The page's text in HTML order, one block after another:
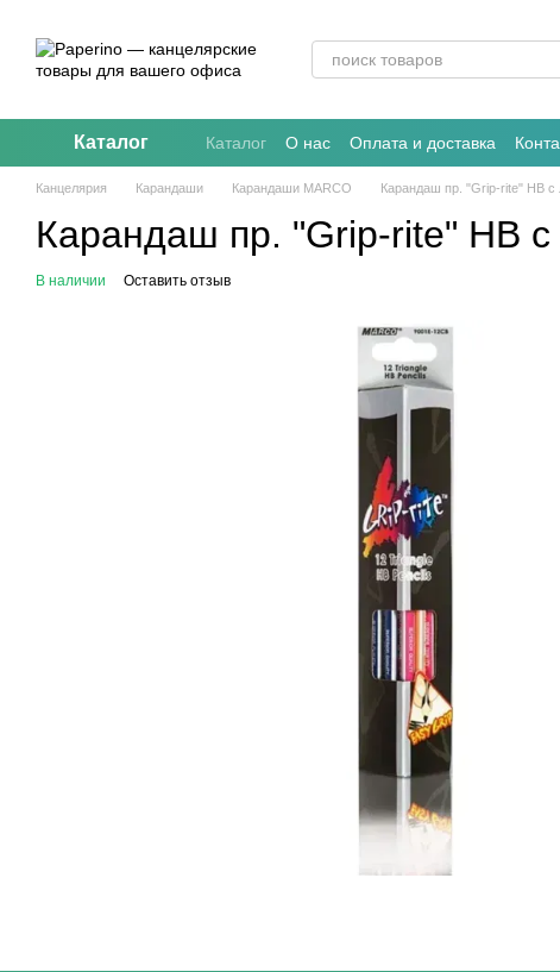
Каталог Каталог О нас Оплата и доставка
Канцелярия Карандаши Карандаши MARCO Карандаш пр. "Grip-rite" HB с
Карандаш пр. "Grip-rite" HB с
В наличии Оставить отзыв